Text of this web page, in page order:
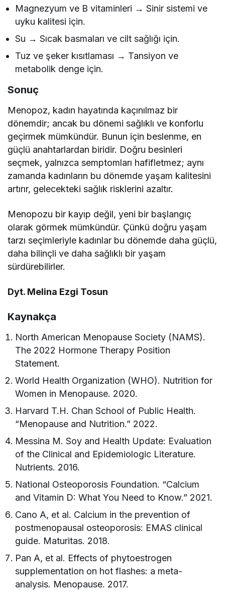
Magnezyum ve B vitaminleri → Sinir sistemi ve
uyku kalitesi için.
Su → Sıcak basmaları ve cilt sağlığı için.
Tuz ve şeker kısıtlaması → Tansiyon ve
metabolik denge için.
Sonuç
Menopoz, kadın hayatında kaçınılmaz bir
dönemdir; ancak bu dönemi sağlıklı ve konforlu
geçirmek mümkündür. Bunun için beslenme, en
güçlü anahtarlardan biridir. Doğru besinleri
seçmek, yalnızca semptomları hafifletmez; aynı
zamanda kadınların bu dönemde yaşam kalitesini
artırır, gelecekteki sağlık risklerini azaltır.
Menopozu bir kayıp değil, yeni bir başlangıç
olarak görmek mümkündür. Çünkü doğru yaşam
tarzı seçimleriyle kadınlar bu dönemde daha güçlü,
daha bilinçli ve daha sağlıklı bir yaşam
sürdürebilirler.
Dyt. Melina Ezgi Tosun
Kaynakça
North American Menopause Society (NAMS).
The 2022 Hormone Therapy Position
Statement.
World Health Organization (WHO). Nutrition for
Women in Menopause. 2020.
Harvard T.H. Chan School of Public Health.
“Menopause and Nutrition.” 2022.
Messina M. Soy and Health Update: Evaluation
of the Clinical and Epidemiologic Literature.
Nutrients. 2016.
National Osteoporosis Foundation. “Calcium
and Vitamin D: What You Need to Know.” 2021.
Cano A, et al. Calcium in the prevention of
postmenopausal osteoporosis: EMAS clinical
guide. Maturitas. 2018.
Pan A, et al. Effects of phytoestrogen
supplementation on hot flashes: a meta-
analysis. Menopause. 2017.